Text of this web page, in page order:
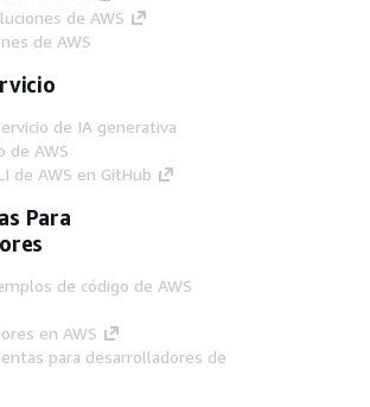
de AWS
de AWS
de IA generativa
de AWS
de AWS en GitHub
Para
de código de AWS
en AWS
para desarrolladores de